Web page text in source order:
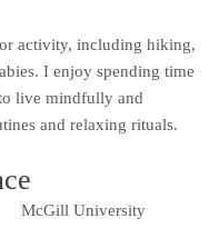
activity, including hiking,
I enjoy spending time
live mindfully and
and relaxing rituals.
McGill University